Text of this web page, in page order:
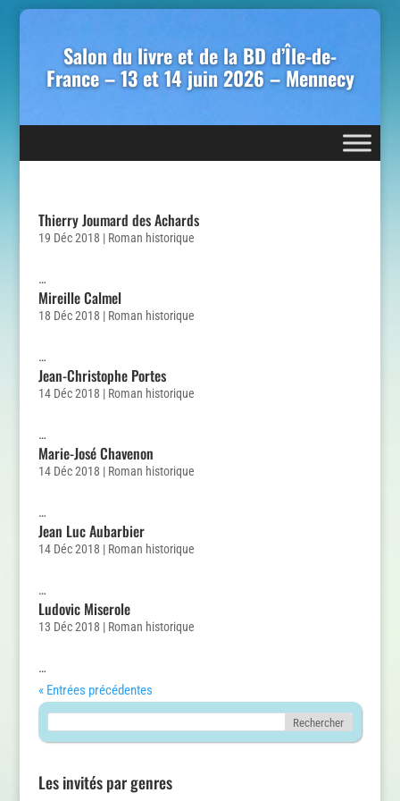
Salon du livre et de la BD d’Île-de-
France – 13 et 14 juin 2026 – Mennecy
Thierry Joumard des Achards
19 Déc 2018 | Roman historique
…
Mireille Calmel
18 Déc 2018 | Roman historique
…
Jean-Christophe Portes
14 Déc 2018 | Roman historique
…
Marie-José Chavenon
14 Déc 2018 | Roman historique
…
Jean Luc Aubarbier
14 Déc 2018 | Roman historique
…
Ludovic Miserole
13 Déc 2018 | Roman historique
…
« Entrées précédentes
Les invités par genres